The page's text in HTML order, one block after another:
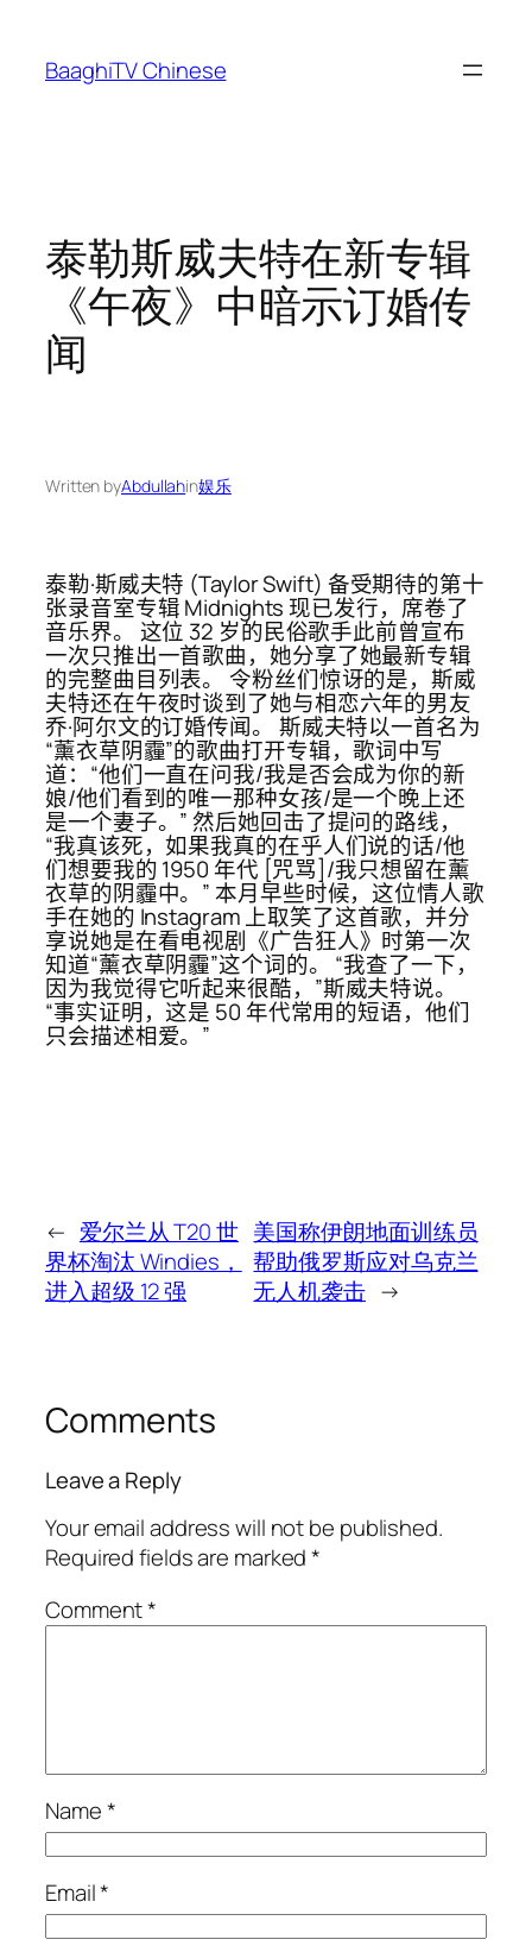
content
BaaghiTV Chinese
泰勒斯威夫特在新专辑
《午夜》中暗示订婚传
闻
Written byAbdullahin娱乐
泰勒·斯威夫特 (Taylor Swift) 备受期待的第十
张录音室专辑 Midnights 现已发行，席卷了
音乐界。 这位 32 岁的民俗歌手此前曾宣布
一次只推出一首歌曲，她分享了她最新专辑
的完整曲目列表。 令粉丝们惊讶的是，斯威
夫特还在午夜时谈到了她与相恋六年的男友
乔·阿尔文的订婚传闻。 斯威夫特以一首名为
“薰衣草阴霾”的歌曲打开专辑，歌词中写
道：“他们一直在问我/我是否会成为你的新
娘/他们看到的唯一那种女孩/是一个晚上还
是一个妻子。” 然后她回击了提问的路线，
“我真该死，如果我真的在乎人们说的话/他
们想要我的 1950 年代 [咒骂]/我只想留在薰
衣草的阴霾中。” 本月早些时候，这位情人歌
手在她的 Instagram 上取笑了这首歌，并分
享说她是在看电视剧《广告狂人》时第一次
知道“薰衣草阴霾”这个词的。 “我查了一下，
因为我觉得它听起来很酷，”斯威夫特说。
“事实证明，这是 50 年代常用的短语，他们
只会描述相爱。”
← 爱尔兰从 T20 世
界杯淘汰 Windies，
进入超级 12 强
美国称伊朗地面训练员
帮助俄罗斯应对乌克兰
无人机袭击 →
Comments
Leave a Reply
Your email address will not be published.
Required fields are marked*
Comment*
Name*
Email*